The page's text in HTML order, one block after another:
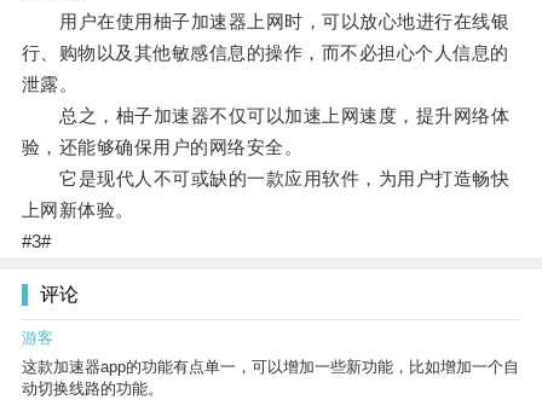
用户在使用柚子加速器上网时，可以放心地进行在线银
行、购物以及其他敏感信息的操作，而不必担心个人信息的
泄露。
总之，柚子加速器不仅可以加速上网速度，提升网络体
验，还能够确保用户的网络安全。
它是现代人不可或缺的一款应用软件，为用户打造畅快
上网新体验。
#3#
评论
游客
这款加速器app的功能有点单一，可以增加一些新功能，比如增加一个自
动切换线路的功能。